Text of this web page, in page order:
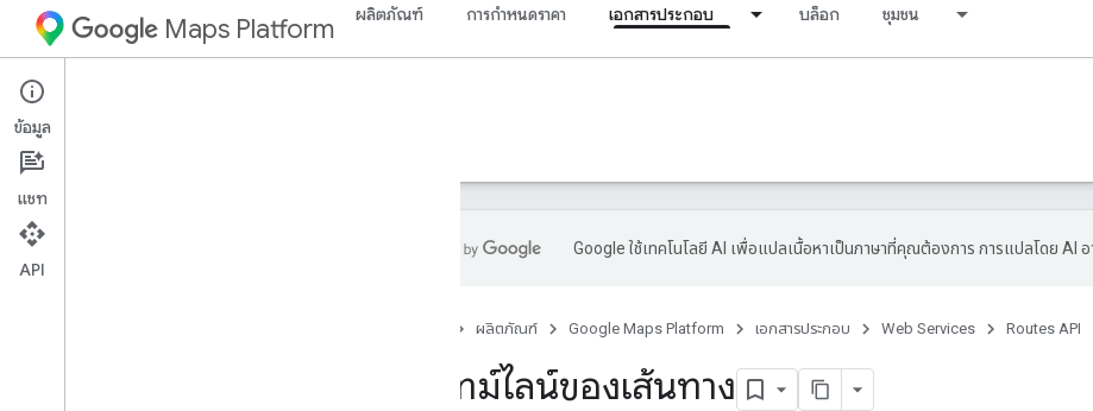
Maps Platform ผลิตภัณฑ์ การกำหนดราคา เอกสารประกอบ บล็อก ชุมชน
Web Services
คำแนะนำ
Google ใช้เทคโนโลยี AI เพื่อแปลเนื้อหาเป็นภาษาที่คุณต้องการ การแปลโดย AI
ผลิตภัณฑ์ Google Maps Platform เอกสารประกอบ Web Services Routes API
ขอไทม์ไลน์ของเส้นทาง
ข้อมูล
แชท
API